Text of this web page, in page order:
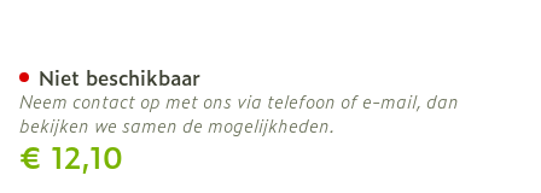
€ 12,10
Niet beschikbaar
Neem contact op met ons via telefoon of e-mail, dan
bekijken we samen de mogelijkheden.